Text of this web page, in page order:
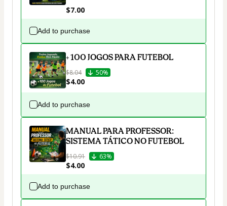
$7.00
Add to purchase
+ 100 JOGOS PARA FUTEBOL
$8.04 50%
$4.00
Add to purchase
MANUAL PARA PROFESSOR:
SISTEMA TÁTICO NO FUTEBOL
$10.91 63%
$4.00
Add to purchase